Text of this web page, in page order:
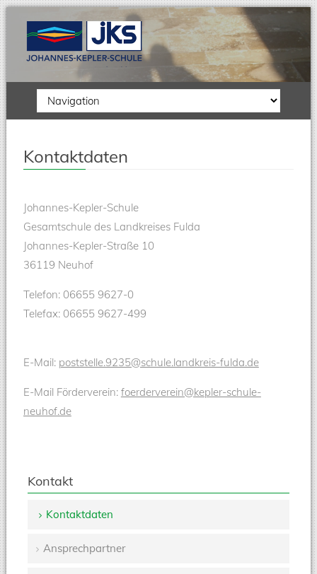
Zielseite
Kontaktdaten
Johannes-Kepler-Schule
Gesamtschule des Landkreises Fulda
Johannes-Kepler-Straße 10
36119 Neuhof
Telefon: 06655 9627-0
Telefax: 06655 9627-499
E-Mail: poststelle.9235@schule.landkreis-fulda.de
E-Mail Förderverein: foerderverein@kepler-schule-
neuhof.de
Kontakt
überspringen
Kontaktdaten
Ansprechpartner